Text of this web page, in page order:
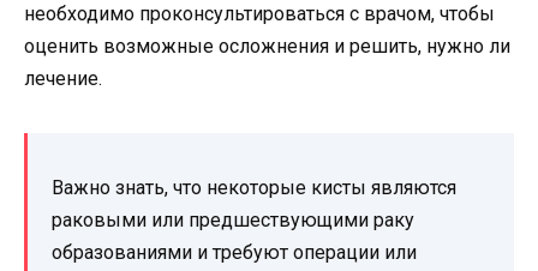
необходимо проконсультироваться с врачом, чтобы
оценить возможные осложнения и решить, нужно ли
лечение.
Важно знать, что некоторые кисты являются
раковыми или предшествующими раку
образованиями и требуют операции или